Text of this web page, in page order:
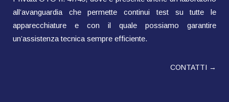
all’avanguardia che permette continui test su tutte le
apparecchiature e con il quale possiamo garantire
un’assistenza tecnica sempre efficiente.
CONTATTI →